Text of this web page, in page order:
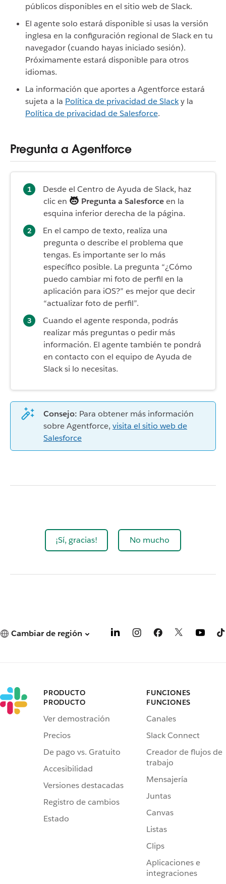
públicos disponibles en el sitio web de Slack.
El agente solo estará disponible si usas la versión
inglesa en la configuración regional de Slack en tu
navegador (cuando hayas iniciado sesión).
Próximamente estará disponible para otros
idiomas.
La información que aportes a Agentforce estará
sujeta a la Política de privacidad de Slacky la
Política de privacidad de Salesforce.
Pregunta a Agentforce
Desde el Centro de Ayuda de Slack, haz
clic en
Pregunta a Salesforceen la
esquina inferior derecha de la página.
En el campo de texto, realiza una
pregunta o describe el problema que
tengas. Es importante ser lo más
específico posible. La pregunta “¿Cómo
puedo cambiar mi foto de perfil en la
aplicación para iOS?” es mejor que decir
“actualizar foto de perfil”.
Cuando el agente responda, podrás
realizar más preguntas o pedir más
información. El agente también te pondrá
en contacto con el equipo de Ayuda de
Slack si lo necesitas.
Consejo: Para obtener más información
sobre Agentforce, visita el sitio web de
Salesforce
¡Sí, gracias! No mucho
Cambiar de región
PRODUCTO
PRODUCTO
Ver demostración
Precios
De pago vs. Gratuito
Accesibilidad
Versiones destacadas
Registro de cambios
Estado
FUNCIONES
FUNCIONES
Canales
Slack Connect
Creador de flujos de
trabajo
Mensajería
Juntas
Canvas
Listas
Clips
Aplicaciones e
integraciones